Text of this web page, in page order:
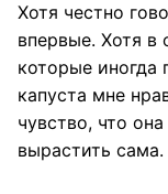
Хотя честно
впервые. Хотя
которые иногда
капуста мне
чувство, что
вырастить сама.